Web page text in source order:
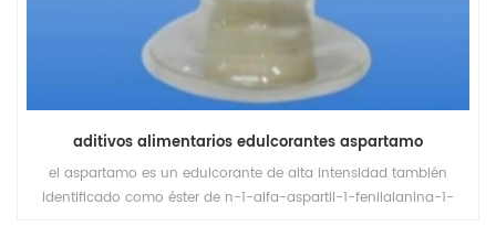
aditivos alimentarios edulcorantes aspartamo
el aspartamo es un edulcorante de alta intensidad también
identificado como éster de n-1-alfa-aspartil-1-fenilalanina-1-